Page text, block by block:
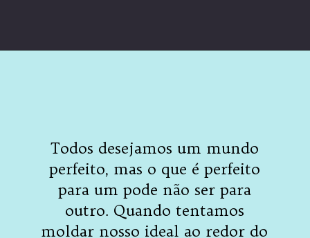
Todos desejamos um mundo
perfeito, mas o que é perfeito
para um pode não ser para
outro. Quando tentamos
moldar nosso ideal ao redor do